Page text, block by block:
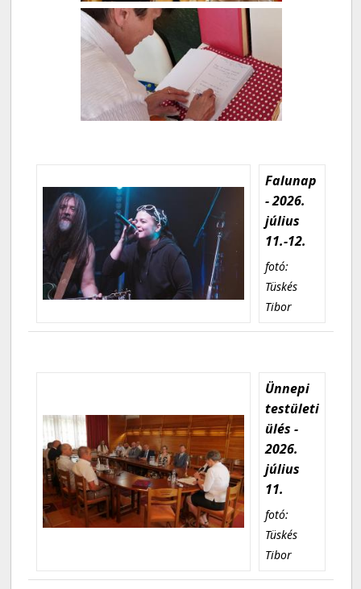
Falunap
- 2026.
július
11.-12.
fotó:
Tüskés
Tibor
Ünnepi
testületi
ülés -
2026.
július
11.
fotó:
Tüskés
Tibor